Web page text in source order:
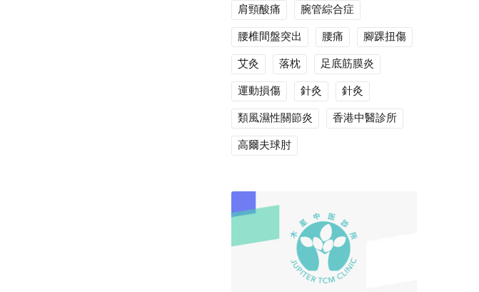
肩頸酸痛
腕管綜合症
腰椎間盤突出
腰痛
腳踝扭傷
艾灸
落枕
足底筋膜炎
運動損傷
針灸
針灸
類風濕性關節炎
香港中醫診所
高爾夫球肘